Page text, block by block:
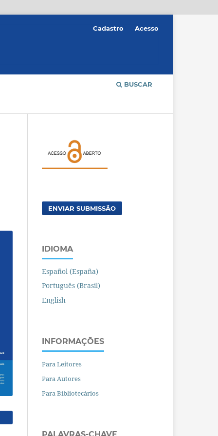
BUSCAR
Cadastro Acesso
ENVIAR SUBMISSÃO
IDIOMA
Español (España)
Português (Brasil)
English
INFORMAÇÕES
Para Leitores
Para Autores
Para Bibliotecários